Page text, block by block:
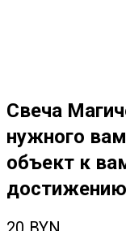
Свеча
нужного
объект к